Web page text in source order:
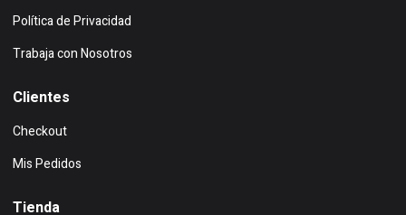
Política de Privacidad
Trabaja con Nosotros
Clientes
Checkout
Mis Pedidos
Tienda